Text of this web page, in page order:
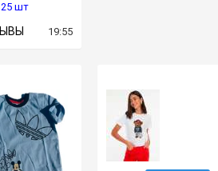
25 шт
19:55